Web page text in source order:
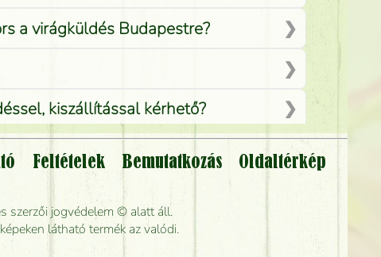
a virágküldés Budapestre?
kiszállítással kérhető?
kiszállítani?
Feltételek Bemutatkozás
Oldaltérkép
szerzői jogvédelem © alatt áll.
látható termék az valódi.